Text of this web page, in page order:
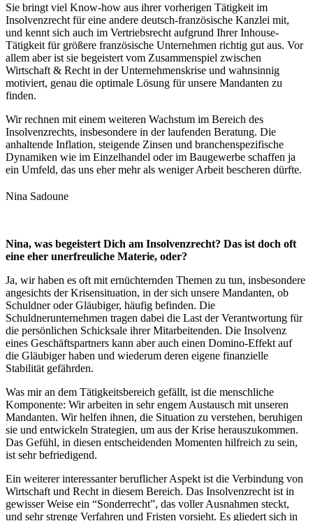
Sie bringt viel Know-how aus ihrer vorherigen Tätigkeit im
Insolvenzrecht für eine andere deutsch-französische Kanzlei mit,
und kennt sich auch im Vertriebsrecht aufgrund Ihrer Inhouse-
Tätigkeit für größere französische Unternehmen richtig gut aus. Vor
allem aber ist sie begeistert vom Zusammenspiel zwischen
Wirtschaft & Recht in der Unternehmenskrise und wahnsinnig
motiviert, genau die optimale Lösung für unsere Mandanten zu
finden.
Wir rechnen mit einem weiteren Wachstum im Bereich des
Insolvenzrechts, insbesondere in der laufenden Beratung. Die
anhaltende Inflation, steigende Zinsen und branchenspezifische
Dynamiken wie im Einzelhandel oder im Baugewerbe schaffen ja
ein Umfeld, das uns eher mehr als weniger Arbeit bescheren dürfte.
Nina Sadoune
Nina, was begeistert Dich am Insolvenzrecht? Das ist doch oft
eine eher unerfreuliche Materie, oder?
Ja, wir haben es oft mit ernüchternden Themen zu tun, insbesondere
angesichts der Krisensituation, in der sich unsere Mandanten, ob
Schuldner oder Gläubiger, häufig befinden. Die
Schuldnerunternehmen tragen dabei die Last der Verantwortung für
die persönlichen Schicksale ihrer Mitarbeitenden. Die Insolvenz
eines Geschäftspartners kann aber auch einen Domino-Effekt auf
die Gläubiger haben und wiederum deren eigene finanzielle
Stabilität gefährden.
Was mir an dem Tätigkeitsbereich gefällt, ist die menschliche
Komponente: Wir arbeiten in sehr engem Austausch mit unseren
Mandanten. Wir helfen ihnen, die Situation zu verstehen, beruhigen
sie und entwickeln Strategien, um aus der Krise herauszukommen.
Das Gefühl, in diesen entscheidenden Momenten hilfreich zu sein,
ist sehr befriedigend.
Ein weiterer interessanter beruflicher Aspekt ist die Verbindung von
Wirtschaft und Recht in diesem Bereich. Das Insolvenzrecht ist in
gewisser Weise ein “Sonderrecht”, das voller Ausnahmen steckt,
und sehr strenge Verfahren und Fristen vorsieht. Es gliedert sich in